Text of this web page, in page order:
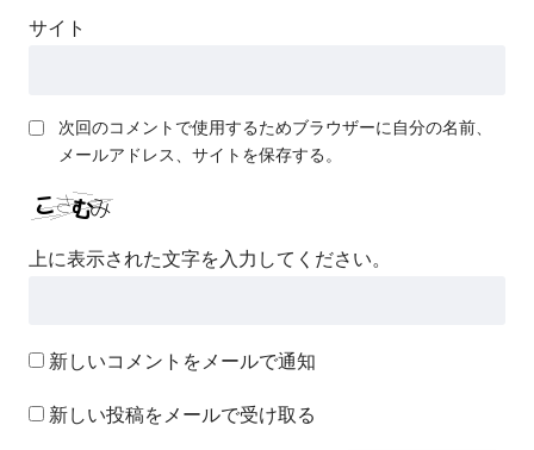
サイト
次回のコメントで使用するためブラウザーに自分の名前、
メールアドレス、サイトを保存する。
上に表示された文字を入力してください。
新しいコメントをメールで通知
新しい投稿をメールで受け取る